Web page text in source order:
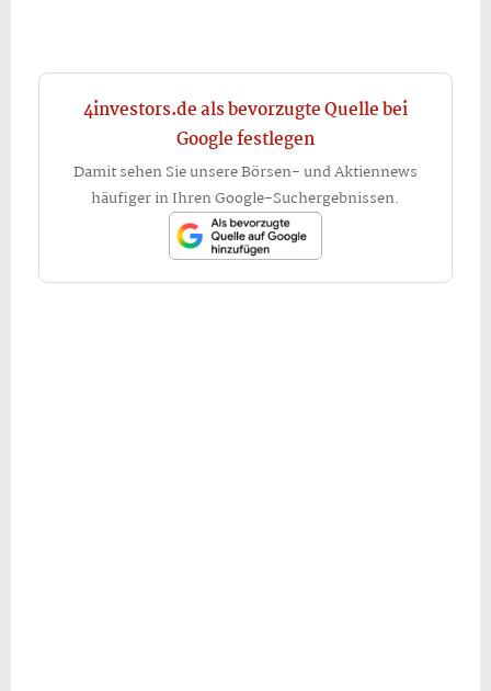
4investors.de als bevorzugte Quelle bei
Google festlegen
Damit sehen Sie unsere Börsen- und Aktiennews
häufiger in Ihren Google-Suchergebnissen.